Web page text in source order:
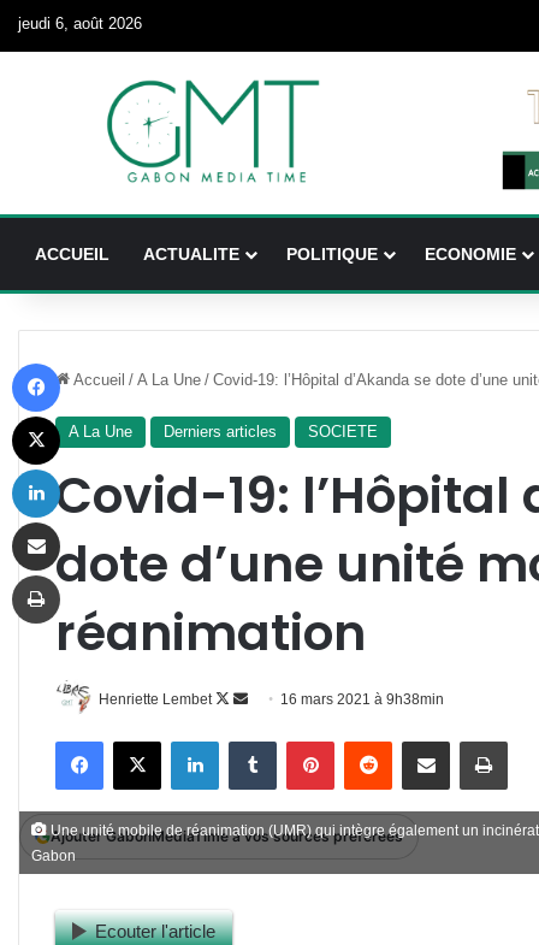
jeudi 6, août 2026
ACCUEIL ACTUALITE POLITIQUE ECONOMIE
Accueil / A La Une / Covid-19: l’Hôpital d’Akanda se dote d’une
A La Une Derniers articles SOCIETE
Covid-19: l’Hôpital
dote d’une unité
réanimation
Henriette Lembet
Follow
Envoyer
courriel
16 mars 2021 à 9h38min
FacebookX LinkedinTumblr PinterestReddit Partager par email
Ajouter GabonMediaTime à vos sources préférées
Une unité mobile de réanimation (UMR) qui intègre également un
Gabon
Ecouter l'article
X
Imprimer